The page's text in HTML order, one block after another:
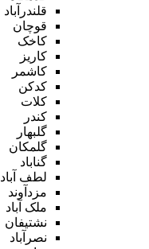
قلندرآباد
قوچان
کاخک
کاریز
کاشمر
کدکن
کلات
کندر
گلبهار
گلمکان
گناباد
لطف آباد
مزدآوند
ملک آباد
نشتیفان
نصرآباد